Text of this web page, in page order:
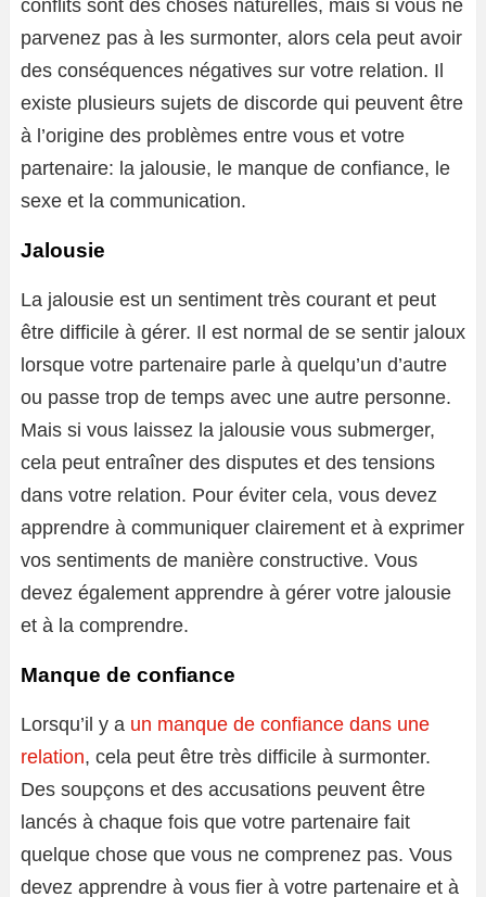
conflits sont des choses naturelles, mais si vous ne
parvenez pas à les surmonter, alors cela peut avoir
des conséquences négatives sur votre relation. Il
existe plusieurs sujets de discorde qui peuvent être
à l’origine des problèmes entre vous et votre
partenaire: la jalousie, le manque de confiance, le
sexe et la communication.
Jalousie
La jalousie est un sentiment très courant et peut
être difficile à gérer. Il est normal de se sentir jaloux
lorsque votre partenaire parle à quelqu’un d’autre
ou passe trop de temps avec une autre personne.
Mais si vous laissez la jalousie vous submerger,
cela peut entraîner des disputes et des tensions
dans votre relation. Pour éviter cela, vous devez
apprendre à communiquer clairement et à exprimer
vos sentiments de manière constructive. Vous
devez également apprendre à gérer votre jalousie
et à la comprendre.
Manque de confiance
Lorsqu’il y a un manque de confiance dans une
relation, cela peut être très difficile à surmonter.
Des soupçons et des accusations peuvent être
lancés à chaque fois que votre partenaire fait
quelque chose que vous ne comprenez pas. Vous
devez apprendre à vous fier à votre partenaire et à